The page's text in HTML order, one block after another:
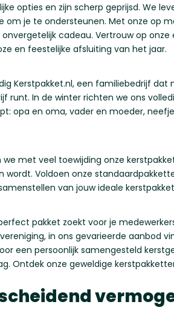
opties en zijn scherp geprijsd. We
om je te ondersteunen. Met onze op
onvergetelijk cadeau. Vertrouw op
en feestelijke afsluiting van het jaar.
Kerstpakket.nl, een familiebedrijf
runt. In de winter richten we ons
opa en oma, vader en moeder,
we met veel toewijding onze
wordt. Voldoen onze
van jouw ideale
pakket zoekt voor je
in ons gevarieerde aanbod
een persoonlijk samengesteld
Ontdek onze geweldige